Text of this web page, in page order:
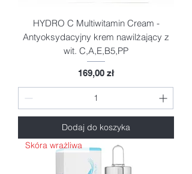
HYDRO C Multiwitamin Cream -
Antyoksydacyjny krem nawilżający z
wit. C,A,E,B5,PP
Cena
169,00 zł
Dodaj do koszyka
Skóra wrażliwa